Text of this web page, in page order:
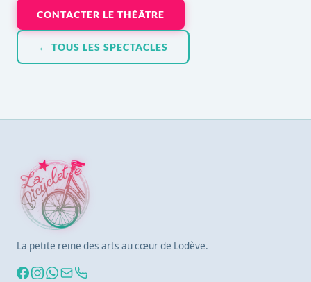
CONTACTER LE THÉÂTRE
← TOUS LES SPECTACLES
La petite reine des arts au cœur de Lodève.